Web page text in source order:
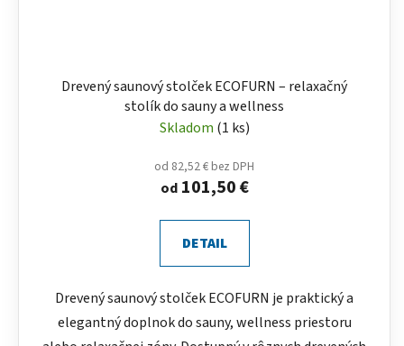
Drevený saunový stolček ECOFURN – relaxačný
stolík do sauny a wellness
Skladom (1 ks)
od 82,52 € bez DPH
od101,50 €
DETAIL
Drevený saunový stolček ECOFURN je praktický a
elegantný doplnok do sauny, wellness priestoru